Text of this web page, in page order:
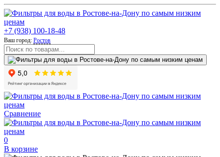
+7 (938) 100-18-48
Ваш город: Ростов
Сравнение
0
В корзине